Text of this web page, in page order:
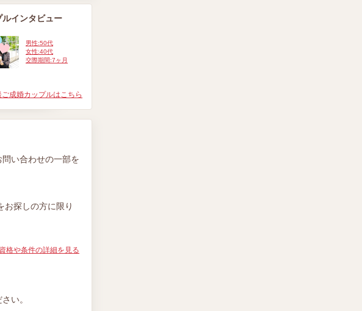
インタビュー
男性:50代
女性:40代
交際期間:7ヶ月
成婚カップルはこちら
い合わせの一部を
お探しの方に限り
格や条件の詳細を見る
い。